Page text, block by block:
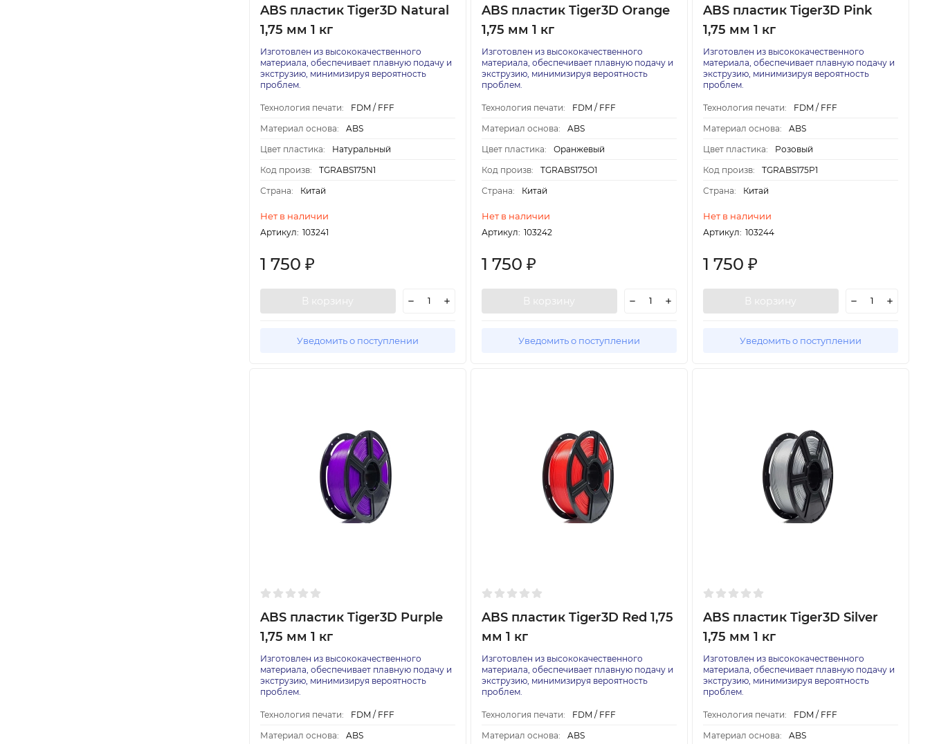
ABS пластик Tiger3D Natural
1,75 мм 1 кг
Изготовлен из высококачественного
материала, обеспечивает плавную подачу и
экструзию, минимизируя вероятность
проблем.
Технология печати:
FDM / FFF
Материал основа:
ABS
Цвет пластика:
Натуральный
Код произв:
TGRABS175N1
Страна:
Китай
Нет в наличии
Артикул: 103241
1 750 ₽
В корзину
Уведомить о поступлении
ABS пластик Tiger3D Orange
1,75 мм 1 кг
Изготовлен из высококачественного
материала, обеспечивает плавную подачу и
экструзию, минимизируя вероятность
проблем.
Технология печати:
FDM / FFF
Материал основа:
ABS
Цвет пластика:
Оранжевый
Код произв:
TGRABS175O1
Страна:
Китай
Нет в наличии
Артикул: 103242
1 750 ₽
В корзину
Уведомить о поступлении
ABS пластик Tiger3D Pink
1,75 мм 1 кг
Изготовлен из высококачественного
материала, обеспечивает плавную подачу и
экструзию, минимизируя вероятность
проблем.
Технология печати:
FDM / FFF
Материал основа:
ABS
Цвет пластика:
Розовый
Код произв:
TGRABS175P1
Страна:
Китай
Нет в наличии
Артикул: 103244
1 750 ₽
В корзину
Уведомить о поступлении
ABS пластик Tiger3D Purple
1,75 мм 1 кг
Изготовлен из высококачественного
материала, обеспечивает плавную подачу и
экструзию, минимизируя вероятность
проблем.
Технология печати:
FDM / FFF
Материал основа:
ABS
ABS пластик Tiger3D Red 1,75
мм 1 кг
Изготовлен из высококачественного
материала, обеспечивает плавную подачу и
экструзию, минимизируя вероятность
проблем.
Технология печати:
FDM / FFF
Материал основа:
ABS
ABS пластик Tiger3D Silver
1,75 мм 1 кг
Изготовлен из высококачественного
материала, обеспечивает плавную подачу и
экструзию, минимизируя вероятность
проблем.
Технология печати:
FDM / FFF
Материал основа:
ABS